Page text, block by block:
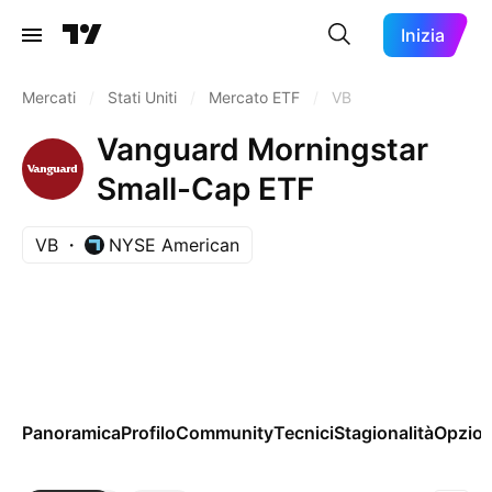
Inizia
Mercati Stati Uniti Mercato ETF VB
Vanguard Morningstar
Small-Cap ETF
VB NYSE American
PanoramicaProfiloCommunityTecniciStagionalità